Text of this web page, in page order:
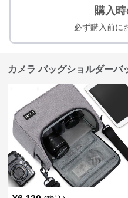
購入
必ず購入前に
カメラ バッグショルダーバ